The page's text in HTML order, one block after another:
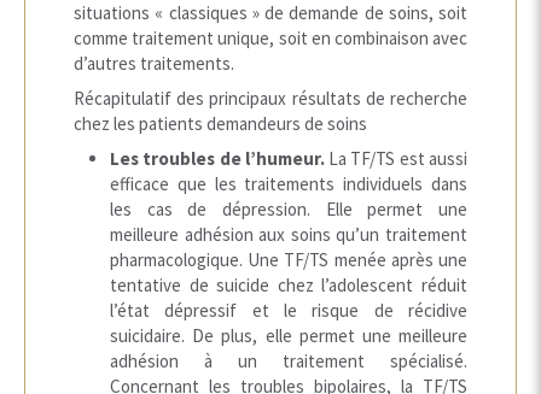
situations « classiques » de demande de soins, soit
comme traitement unique, soit en combinaison avec
d’autres traitements.
Récapitulatif des principaux résultats de recherche
chez les patients demandeurs de soins
Les troubles de l’humeur.La TF/TS est aussi
efficace que les traitements individuels dans
les cas de dépression. Elle permet une
meilleure adhésion aux soins qu’un traitement
pharmacologique. Une TF/TS menée après une
tentative de suicide chez l’adolescent réduit
l’état dépressif et le risque de récidive
suicidaire. De plus, elle permet une meilleure
adhésion à un traitement spécialisé.
Concernant les troubles bipolaires, la TF/TS